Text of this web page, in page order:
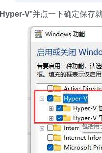
Hyper-V”并点一下确定保存